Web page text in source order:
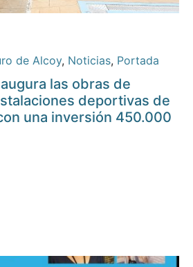
de Alcoy, Noticias, Portada
las obras de
deportivas de
una inversión 450.000